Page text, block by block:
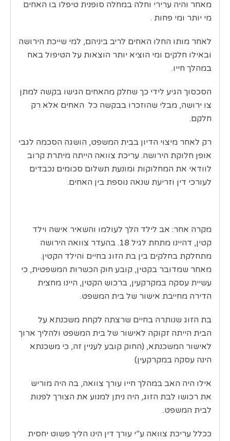
מאחר והיה ערירי וחלה במחלה סופנית טיפלו בו האחים
מי יותר ומי פחות .
לאחר מותו החלו האחים לריב ביניהם, למי שייכת הירושה
ובאילו חלקים ומי הוציא יותר הוצאות על הטיפול באח
במהלך חייו.
הסכסוך הגיע לידי כך שחלק מהאחים הגישו בקשה למתן
צו ירושה, מבלי שהוזכרו בבקשה כל האחים אלא רק
חלקם.
רק לאחר מיצוי הדיון בבית המשפט, הושגה הסכמה לגבי
אופן חלוקת הירושה. עריכת צוואה הייתה מיתרת קרוב
לוודאי את המחלוקות ומונעת תשלום סכומים נכבדים
לעורכי דין וזריעת שנאה נוספת בין האחים.
מקרה אחר: אב לילד הלך לעולמו והשאיר אישה וילד
קטין, דהיינו מתחת לגיל 18. בהעדר צוואה הירושה
מתחלקת בחלקים בין בת הזוג בחיים והילד הקטין.
מאחר שמדובר בקטין, קובע חוק הכשרות המשפטית, כי
עשיית עסקה במקרקעין, ברכוש הקטין, היינו מחצית
הדירה מחייבת אישור של בית המשפט.
בת הזוג שנותרה בחיים שרצתה לקחת משכנתא על
הבית הייתה זקוקה לאישור של בית המשפט ולהליך ארוך
לאישור המשכנתא, (החוק קובע לעניין זה, כי משכנתא
הינה עסקה במקרקעין)
אילו היה האב במהלך חייו עורך צוואה, בה היה מוריש
את רכושו לבת הזוג, היה ניתן למנוע את הצורך לפנות
לבית המשפט.
ככלל עריכת צוואה ע”י עורך דין הינו הליך פשוט יחסית